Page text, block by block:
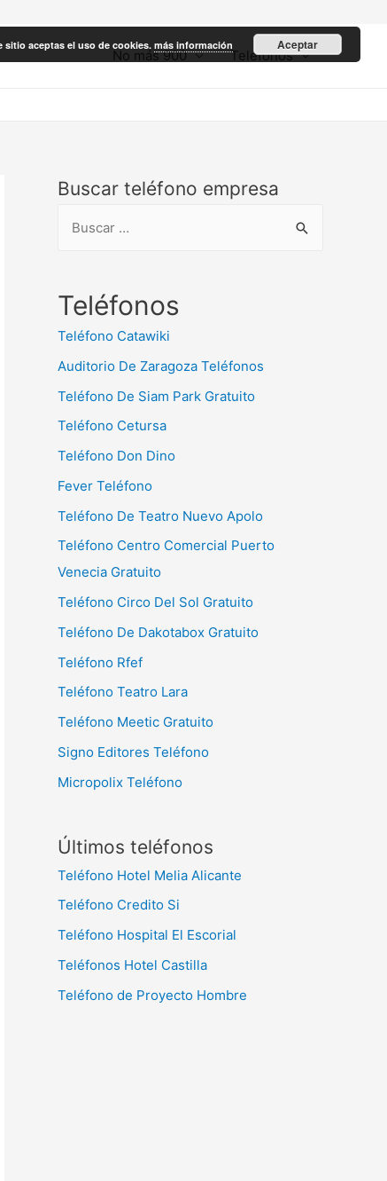
No más 900 Teléfonos
Buscar teléfono empresa
c
:
Teléfonos
Teléfono Catawiki
Auditorio De Zaragoza Teléfonos
Teléfono De Siam Park Gratuito
Teléfono Cetursa
Teléfono Don Dino
Fever Teléfono
Teléfono De Teatro Nuevo Apolo
Teléfono Centro Comercial Puerto
Venecia Gratuito
Teléfono Circo Del Sol Gratuito
Teléfono De Dakotabox Gratuito
Teléfono Rfef
Teléfono Teatro Lara
Teléfono Meetic Gratuito
Signo Editores Teléfono
Micropolix Teléfono
Últimos teléfonos
Teléfono Hotel Melia Alicante
Teléfono Credito Si
Teléfono Hospital El Escorial
Teléfonos Hotel Castilla
Teléfono de Proyecto Hombre
aceptas el uso de cookies. más información Aceptar